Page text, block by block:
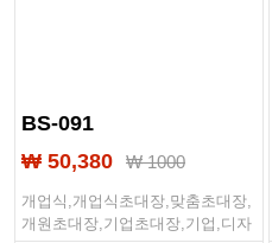
BS-091
₩ 50,380
₩ 1000
개업식,개업식초대장,맞춤초대장,
개원초대장,기업초대장,기업,디자